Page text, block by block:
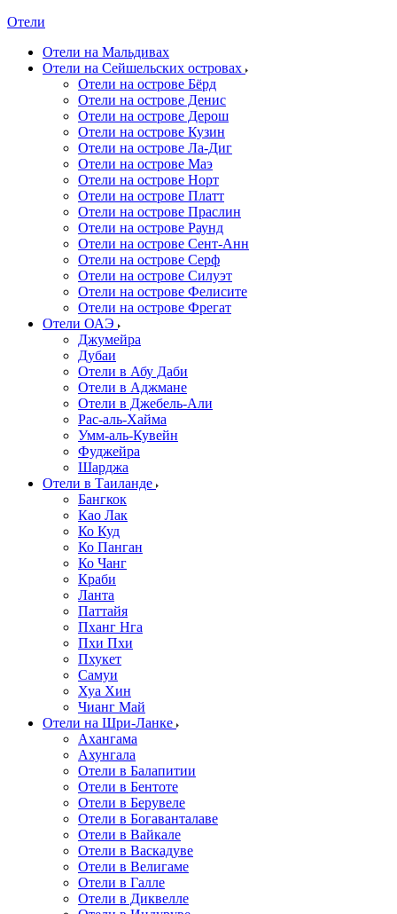
Отели
Отели на Мальдивах
Отели на Сейшельских островах
Отели на острове Бёрд
Отели на острове Денис
Отели на острове Дерош
Отели на острове Кузин
Отели на острове Ла-Диг
Отели на острове Маэ
Отели на острове Норт
Отели на острове Платт
Отели на острове Праслин
Отели на острове Раунд
Отели на острове Сент-Анн
Отели на острове Серф
Отели на острове Силуэт
Отели на острове Фелисите
Отели на острове Фрегат
Отели ОАЭ
Джумейра
Дубаи
Отели в Абу Даби
Отели в Аджмане
Отели в Джебель-Али
Рас-аль-Хайма
Умм-аль-Кувейн
Фуджейра
Шарджа
Отели в Таиланде
Бангкок
Као Лак
Ко Куд
Ко Панган
Ко Чанг
Краби
Ланта
Паттайя
Пханг Нга
Пхи Пхи
Пхукет
Самуи
Хуа Хин
Чианг Май
Отели на Шри-Ланке
Ахангама
Ахунгала
Отели в Балапитии
Отели в Бентоте
Отели в Берувеле
Отели в Богаванталаве
Отели в Вайкале
Отели в Васкадуве
Отели в Велигаме
Отели в Галле
Отели в Диквелле